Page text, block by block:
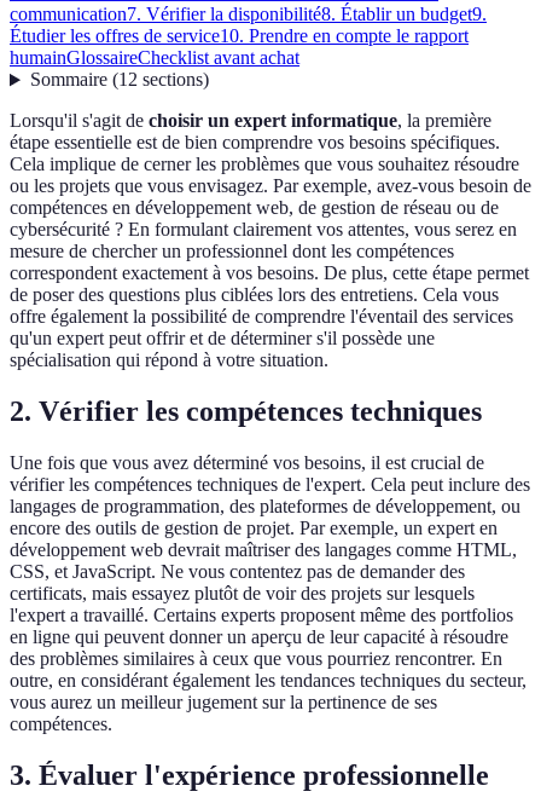
communication7. Vérifier la disponibilité8. Établir un budget9.
Étudier les offres de service10. Prendre en compte le rapport
humainGlossaireChecklist avant achat
Sommaire(12 sections)
Lorsqu'il s'agit de choisir un expert informatique, la première
étape essentielle est de bien comprendre vos besoins spécifiques.
Cela implique de cerner les problèmes que vous souhaitez résoudre
ou les projets que vous envisagez. Par exemple, avez-vous besoin de
compétences en développement web, de gestion de réseau ou de
cybersécurité ? En formulant clairement vos attentes, vous serez en
mesure de chercher un professionnel dont les compétences
correspondent exactement à vos besoins. De plus, cette étape permet
de poser des questions plus ciblées lors des entretiens. Cela vous
offre également la possibilité de comprendre l'éventail des services
qu'un expert peut offrir et de déterminer s'il possède une
spécialisation qui répond à votre situation.
2. Vérifier les compétences techniques
Une fois que vous avez déterminé vos besoins, il est crucial de
vérifier les compétences techniques de l'expert. Cela peut inclure des
langages de programmation, des plateformes de développement, ou
encore des outils de gestion de projet. Par exemple, un expert en
développement web devrait maîtriser des langages comme HTML,
CSS, et JavaScript. Ne vous contentez pas de demander des
certificats, mais essayez plutôt de voir des projets sur lesquels
l'expert a travaillé. Certains experts proposent même des portfolios
en ligne qui peuvent donner un aperçu de leur capacité à résoudre
des problèmes similaires à ceux que vous pourriez rencontrer. En
outre, en considérant également les tendances techniques du secteur,
vous aurez un meilleur jugement sur la pertinence de ses
compétences.
3. Évaluer l'expérience professionnelle